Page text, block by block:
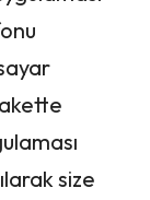
size